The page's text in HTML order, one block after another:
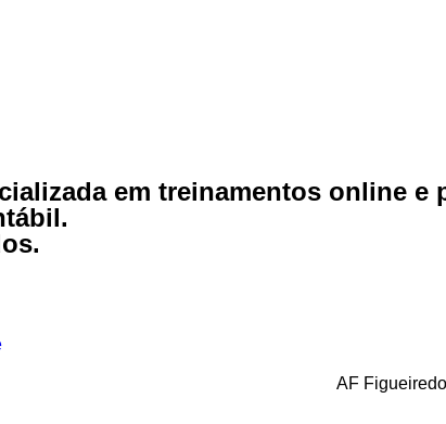
em treinamentos online e
AF Figueiredo